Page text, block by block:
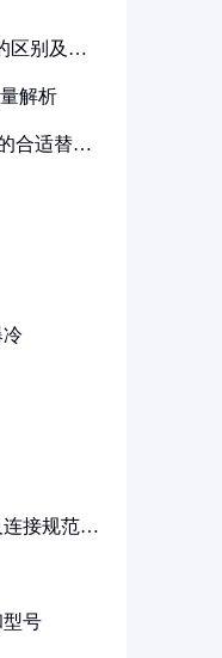
区别及其
解析
合适替代
接规范详
号